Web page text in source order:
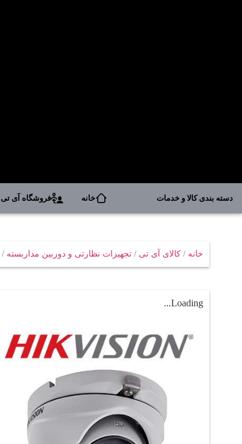
دسته بندی کالا و خدمات خانه فروشگاه آی تی
خانه / کالای آی تی / تجهیزات نظارتی و دوربین مداربسته /
Loading...